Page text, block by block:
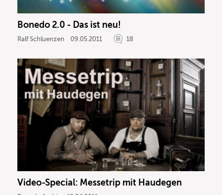
Bonedo 2.0 - Das ist neu!
Ralf Schluenzen 09.05.2011 18
Video-Special: Messetrip mit Haudegen